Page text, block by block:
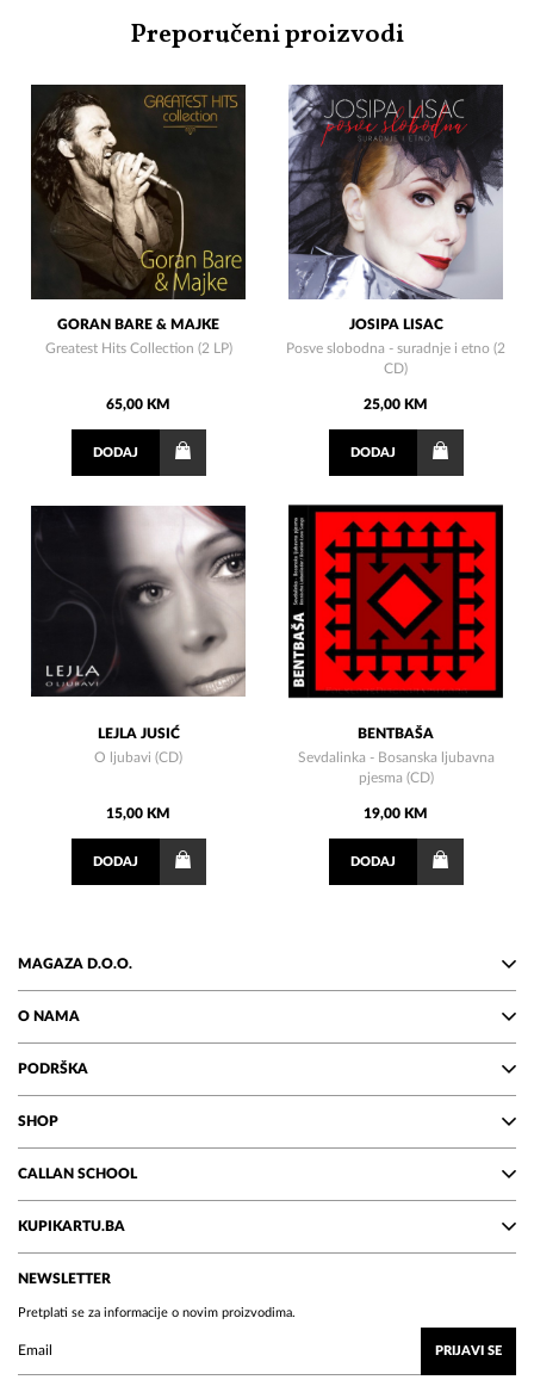
Preporučeni proizvodi
GORAN BARE & MAJKE
Greatest Hits Collection (2 LP)
65,00 KM
DODAJ
JOSIPA LISAC
Posve slobodna - suradnje i etno (2
CD)
25,00 KM
DODAJ
LEJLA JUSIĆ
O ljubavi (CD)
15,00 KM
DODAJ
BENTBAŠA
Sevdalinka - Bosanska ljubavna
pjesma (CD)
19,00 KM
DODAJ
MAGAZA D.O.O.
O NAMA
PODRŠKA
SHOP
CALLAN SCHOOL
KUPIKARTU.BA
NEWSLETTER
Pretplati se za informacije o novim proizvodima.
PRIJAVI SE